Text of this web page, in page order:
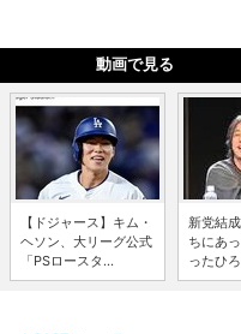
動画で見る
【ドジャース】キム・
ヘソン、大リーグ公式
「PSロースタ...
新党結
ちにあ
ったひ